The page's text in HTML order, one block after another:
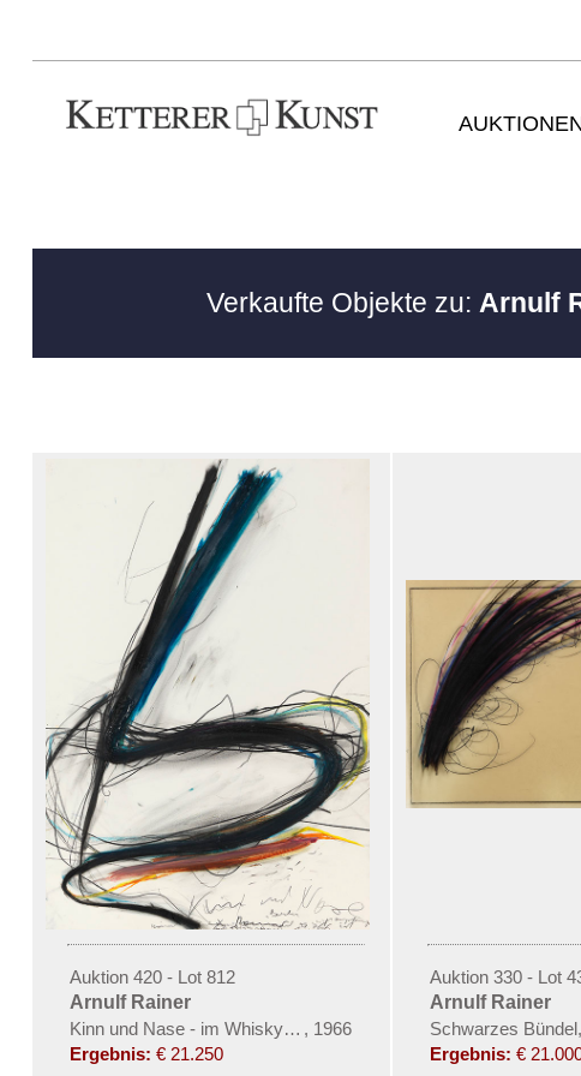
Verkaufte Objekte zu: Arnulf
Auktion 420 - Lot 812
Arnulf Rainer
Kinn und Nase - im Whiskyrausch
, 1966
Ergebnis: € 21.250
Auktion 330 - Lot
Arnulf Rainer
Schwarzes
Ergebnis: €